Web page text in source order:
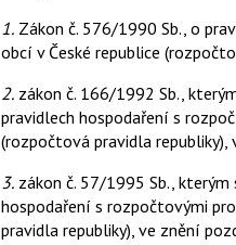
1. Zákon č. 576/1990 Sb., o
obcí v České republice
2. zákon č. 166/1992 Sb.,
pravidlech hospodaření s
(rozpočtová pravidla republiky),
3. zákon č. 57/1995 Sb., kterým
hospodaření s rozpočtovými
pravidla republiky), ve znění